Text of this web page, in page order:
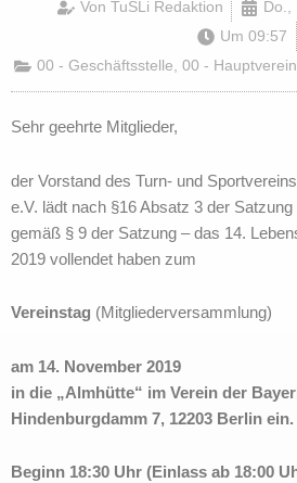
Von TuSLi Redaktion
Do.,
Um 09:57
00 - Geschäftsstelle, 00 - Hauptverein
Sehr geehrte Mitglieder,
der Vorstand des Turn- und
e.V. lädt nach §16 Absatz 3 der
gemäß § 9 der Satzung – das 14.
2019 vollendet haben zum
Vereinstag (Mitgliederversammlung)
am 14. November 2019
in die „Almhütte“ im Verein der
Hindenburgdamm 7, 12203 Berlin ein.
Beginn 18:30 Uhr (Einlass ab 18:00